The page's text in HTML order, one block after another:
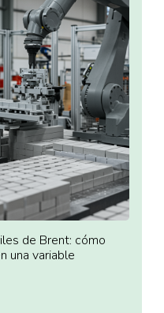
de Brent: cómo
una variable